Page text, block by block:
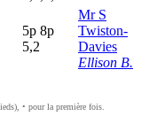
5p 8p
5,2
Mr S
Twiston-
Davies
Ellison B.
• pour la première fois.